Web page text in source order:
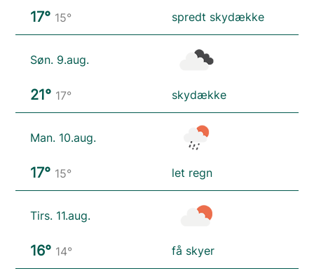
17° 15° spredt skydække
Søn. 9.aug.
21° 17° skydække
Man. 10.aug.
17° 15° let regn
Tirs. 11.aug.
16° 14° få skyer